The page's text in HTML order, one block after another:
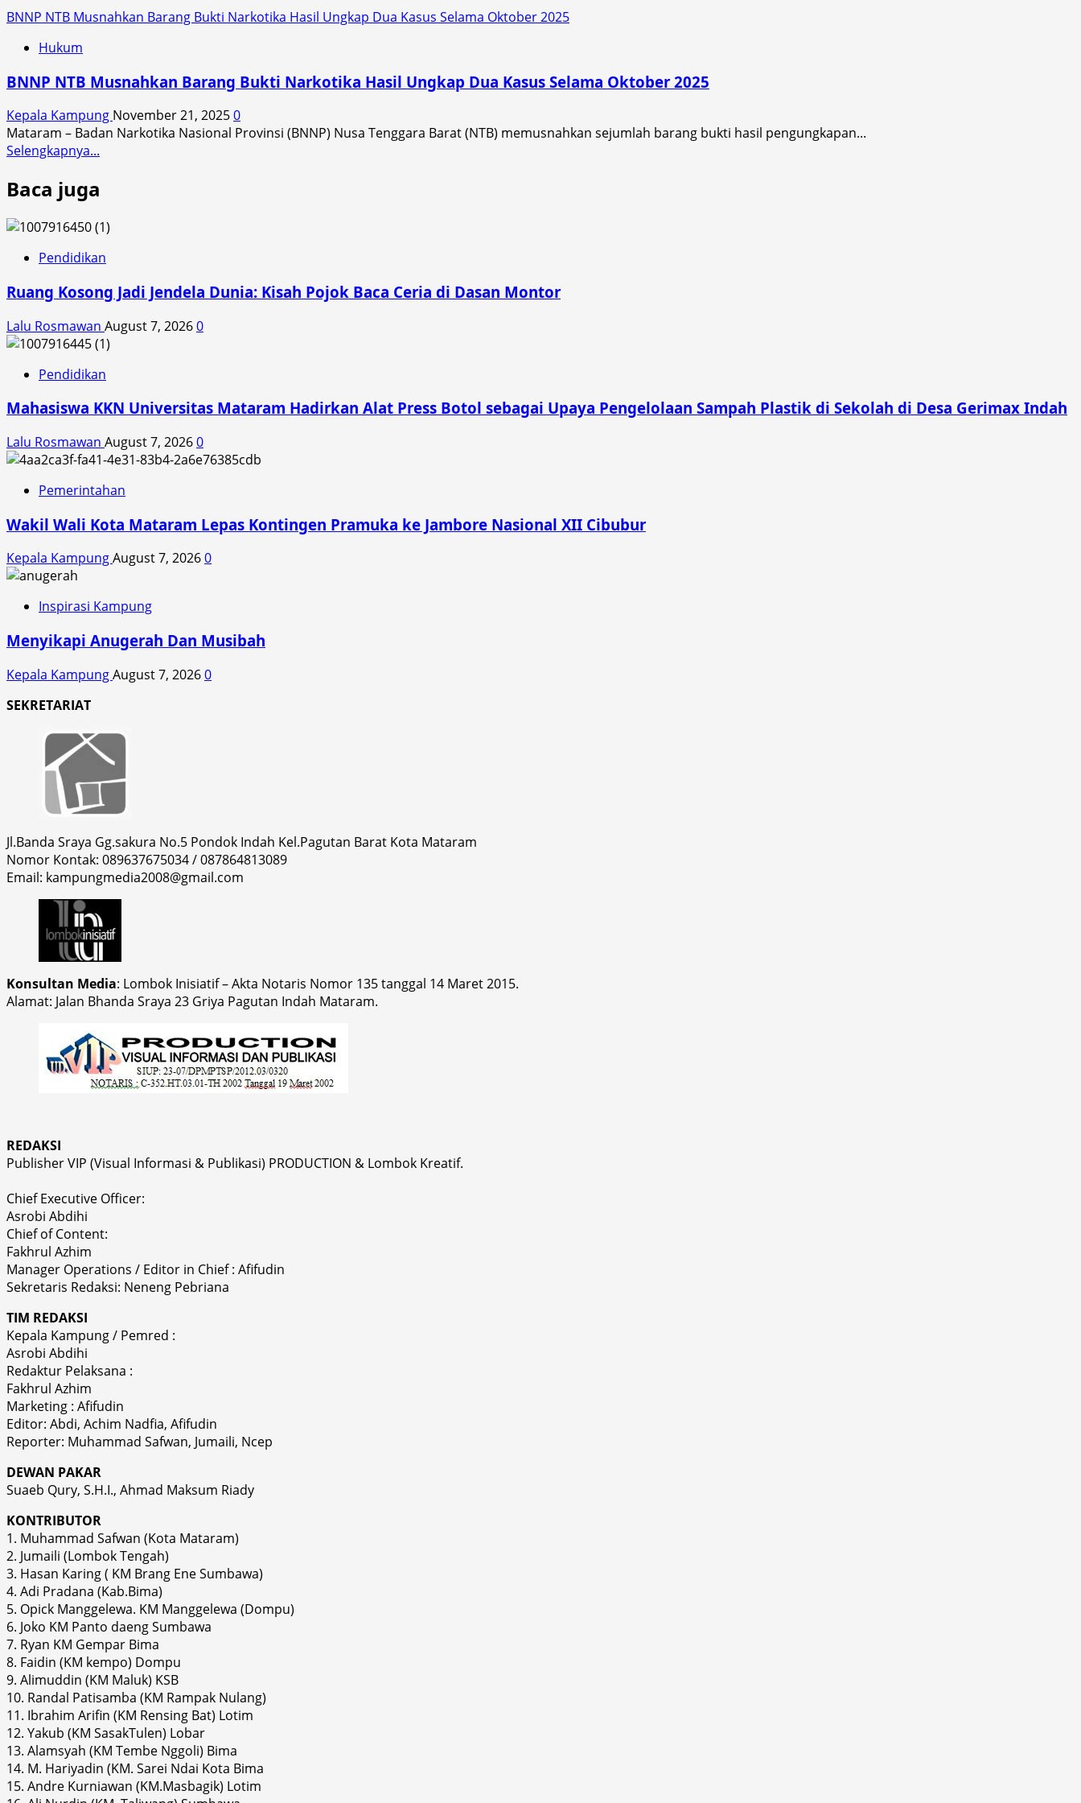
BNNP NTB Musnahkan Barang Bukti Narkotika Hasil Ungkap Dua Kasus Selama Oktober 2025
Hukum
BNNP NTB Musnahkan Barang Bukti Narkotika Hasil Ungkap Dua Kasus Selama Oktober 2025
Kepala Kampung November 21, 20250
Mataram – Badan Narkotika Nasional Provinsi (BNNP) Nusa Tenggara Barat (NTB) memusnahkan sejumlah barang bukti hasil pengungkapan...
Selengkapnya...
NTB
Musnahkan
Barang
Narkotika
Ungkap
Dua
Selama
2025
Baca juga
Pendidikan
Ruang Kosong Jadi Jendela Dunia: Kisah Pojok Baca Ceria di Dasan Montor
Lalu Rosmawan August 7, 20260
Pendidikan
Mahasiswa KKN Universitas Mataram Hadirkan Alat Press Botol sebagai Upaya Pengelolaan Sampah Plastik di Sekolah di Desa Gerimax Indah
Lalu Rosmawan August 7, 20260
Pemerintahan
Wakil Wali Kota Mataram Lepas Kontingen Pramuka ke Jambore Nasional XII Cibubur
Kepala KampungAugust 7, 20260
Inspirasi Kampung
Menyikapi Anugerah Dan Musibah
Kepala KampungAugust 7, 20260
SEKRETARIAT
Jl.Banda Sraya Gg.sakura No.5 Pondok Indah Kel.Pagutan Barat Kota Mataram
Nomor Kontak: 089637675034 / 087864813089
Email: kampungmedia2008@gmail.com
Konsultan Media: Lombok Inisiatif – Akta Notaris Nomor 135 tanggal 14 Maret 2015.
Alamat: Jalan Bhanda Sraya 23 Griya Pagutan Indah Mataram.
REDAKSI
Publisher VIP (Visual Informasi & Publikasi) PRODUCTION & Lombok Kreatif.
Chief Executive Officer:
Asrobi Abdihi
Chief of Content:
Fakhrul Azhim
Manager Operations / Editor in Chief : Afifudin
Sekretaris Redaksi: Neneng Pebriana
TIM REDAKSI
Kepala Kampung / Pemred :
Asrobi Abdihi
Redaktur Pelaksana :
Fakhrul Azhim
Marketing : Afifudin
Editor: Abdi, Achim Nadfia, Afifudin
Reporter: Muhammad Safwan, Jumaili, Ncep
DEWAN PAKAR
Suaeb Qury, S.H.I., Ahmad Maksum Riady
KONTRIBUTOR
1. Muhammad Safwan (Kota Mataram)
2. Jumaili (Lombok Tengah)
3. Hasan Karing ( KM Brang Ene Sumbawa)
4. Adi Pradana (Kab.Bima)
5. Opick Manggelewa. KM Manggelewa (Dompu)
6. Joko KM Panto daeng Sumbawa
7. Ryan KM Gempar Bima
8. Faidin (KM kempo) Dompu
9. Alimuddin (KM Maluk) KSB
10. Randal Patisamba (KM Rampak Nulang)
11. Ibrahim Arifin (KM Rensing Bat) Lotim
12. Yakub (KM SasakTulen) Lobar
13. Alamsyah (KM Tembe Nggoli) Bima
14. M. Hariyadin (KM. Sarei Ndai Kota Bima
15. Andre Kurniawan (KM.Masbagik) Lotim